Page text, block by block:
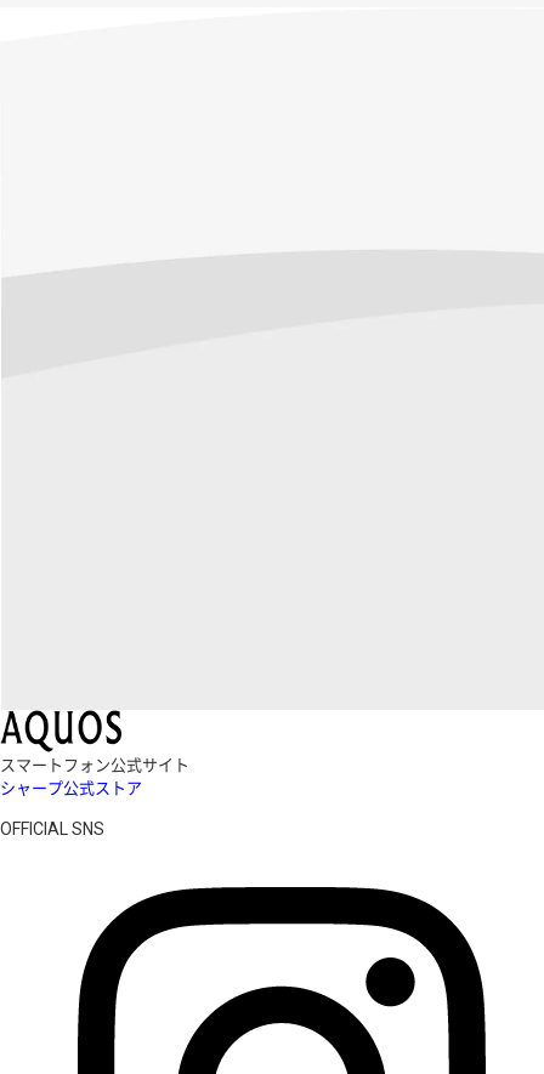
スマートフォン公式サイト
シャープ公式ストア
OFFICIAL SNS